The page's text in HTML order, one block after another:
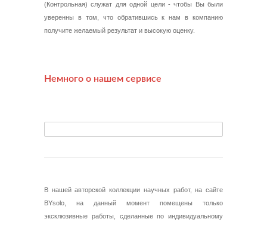
(Контрольная) служат для одной цели - чтобы Вы были
уверенны в том, что обратившись к нам в компанию
получите желаемый результат и высокую оценку.
Немного о нашем сервисе
В нашей авторской коллекции научных работ, на сайте
BYsolo, на данный момент помещены только
эксклюзивные работы, сделанные по индивидуальному